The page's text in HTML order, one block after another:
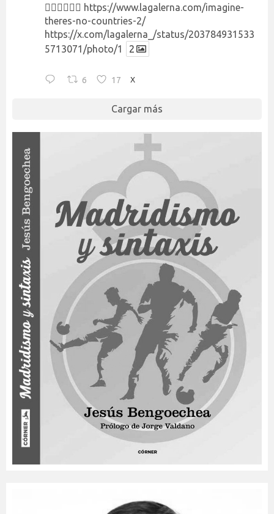
👉🏻👉🏻👉🏻 https://www.lagalerna.com/imagine-
theres-no-countries-2/
https://x.com/lagalerna_/status/203784931533
5713071/photo/1
2
6 17 X
Cargar más